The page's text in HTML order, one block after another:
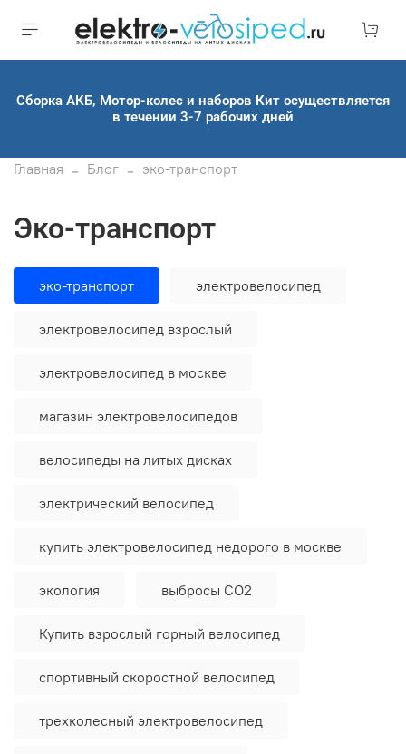
Сборка АКБ, Мотор-колес и наборов Кит осуществляется
в течении 3-7 рабочих дней
Главная Блог эко-транспорт
эко-транспорт
эко-транспорт электровелосипед
электровелосипед взрослый
электровелосипед в москве
магазин электровелосипедов
велосипеды на литых дисках
электрический велосипед
купить электровелосипед недорого в москве
экология выбросы CO2
Купить взрослый горный велосипед
спортивный скоростной велосипед
трехколесный электровелосипед